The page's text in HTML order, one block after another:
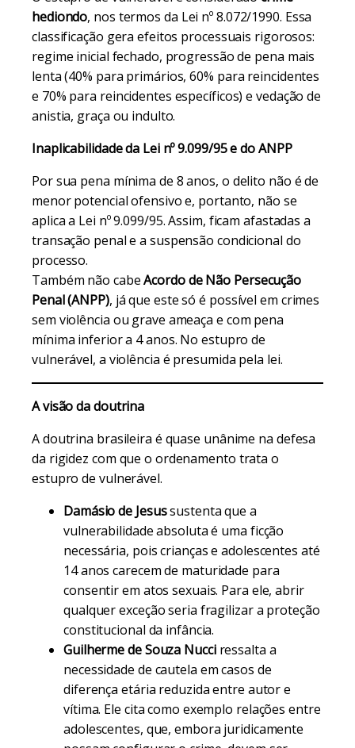
hediondo, nos termos da Lei nº 8.072/1990. Essa
classificação gera efeitos processuais rigorosos:
regime inicial fechado, progressão de pena mais
lenta (40% para primários, 60% para reincidentes
e 70% para reincidentes específicos) e vedação de
anistia, graça ou indulto.
Inaplicabilidade da Lei nº 9.099/95 e do ANPP
Por sua pena mínima de 8 anos, o delito não é de
menor potencial ofensivo e, portanto, não se
aplica a Lei nº 9.099/95. Assim, ficam afastadas a
transação penal e a suspensão condicional do
processo.
Também não cabeAcordo de Não Persecução
Penal (ANPP), já que este só é possível em crimes
sem violência ou grave ameaça e com pena
mínima inferior a 4 anos. No estupro de
vulnerável, a violência é presumida pela lei.
A visão da doutrina
A doutrina brasileira é quase unânime na defesa
da rigidez com que o ordenamento trata o
estupro de vulnerável.
Damásio de Jesussustenta que a
vulnerabilidade absoluta é uma ficção
necessária, pois crianças e adolescentes até
14 anos carecem de maturidade para
consentir em atos sexuais. Para ele, abrir
qualquer exceção seria fragilizar a proteção
constitucional da infância.
Guilherme de Souza Nucciressalta a
necessidade de cautela em casos de
diferença etária reduzida entre autor e
vítima. Ele cita como exemplo relações entre
adolescentes, que, embora juridicamente